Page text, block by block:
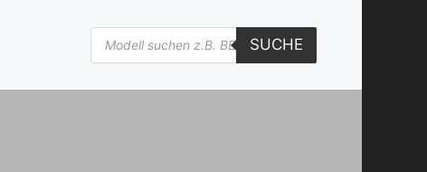
Products
search
SUCHE